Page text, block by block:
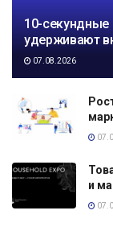
10-секундные
удерживают
07.08.2026
и